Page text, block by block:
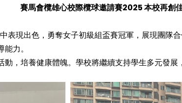
賽馬會欖雄心校際欖球邀請賽2025 本校再創
表現出色，勇奪女子初級組盃賽冠軍，展現團隊
力。
，培養健康體魄。學校將繼續支持學生多元發展